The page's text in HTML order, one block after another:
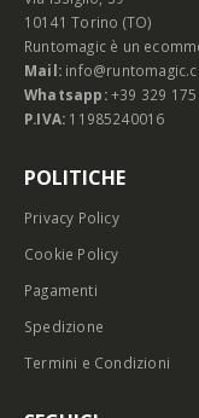
10141 Torino (TO)
Runtomagic è un
Mail:
Whatsapp: +39 329
P.IVA: 11985240016
POLITICHE
Privacy Policy
Cookie Policy
Pagamenti
Spedizione
Termini e Condizioni